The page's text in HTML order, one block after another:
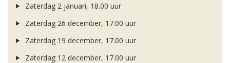
Zaterdag 2 januari, 18.00 uur
Zaterdag 26 december, 17.00 uur
Zaterdag 19 december, 17.00 uur
Zaterdag 12 december, 17.00 uur